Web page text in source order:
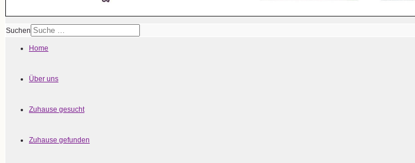
Suchen
Home
Über uns
Zuhause gesucht
Zuhause gefunden